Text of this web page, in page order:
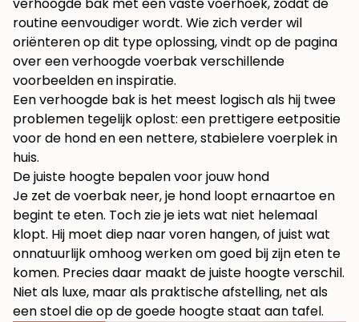
verhoogde bak met een vaste voerhoek, zodat de
routine eenvoudiger wordt. Wie zich verder wil
oriënteren op dit type oplossing, vindt op de pagina
over eenverhoogde voerbakverschillende
voorbeelden en inspiratie.
Een verhoogde bak is het meest logisch als hij twee
problemen tegelijk oplost: een prettigere eetpositie
voor de hond en een nettere, stabielere voerplek in
huis.
De juiste hoogte bepalen voor jouw hond
Je zet de voerbak neer, je hond loopt ernaartoe en
begint te eten. Toch zie je iets wat niet helemaal
klopt. Hij moet diep naar voren hangen, of juist wat
onnatuurlijk omhoog werken om goed bij zijn eten te
komen. Precies daar maakt de juiste hoogte verschil.
Niet als luxe, maar als praktische afstelling, net als
een stoel die op de goede hoogte staat aan tafel.